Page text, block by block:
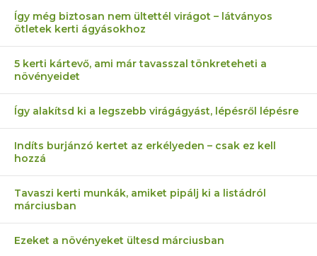
Így még biztosan nem ültettél virágot – látványos
ötletek kerti ágyásokhoz
5 kerti kártevő, ami már tavasszal tönkreteheti a
növényeidet
Így alakítsd ki a legszebb virágágyást, lépésről lépésre
Indíts burjánzó kertet az erkélyeden – csak ez kell
hozzá
Tavaszi kerti munkák, amiket pipálj ki a listádról
márciusban
Ezeket a növényeket ültesd márciusban